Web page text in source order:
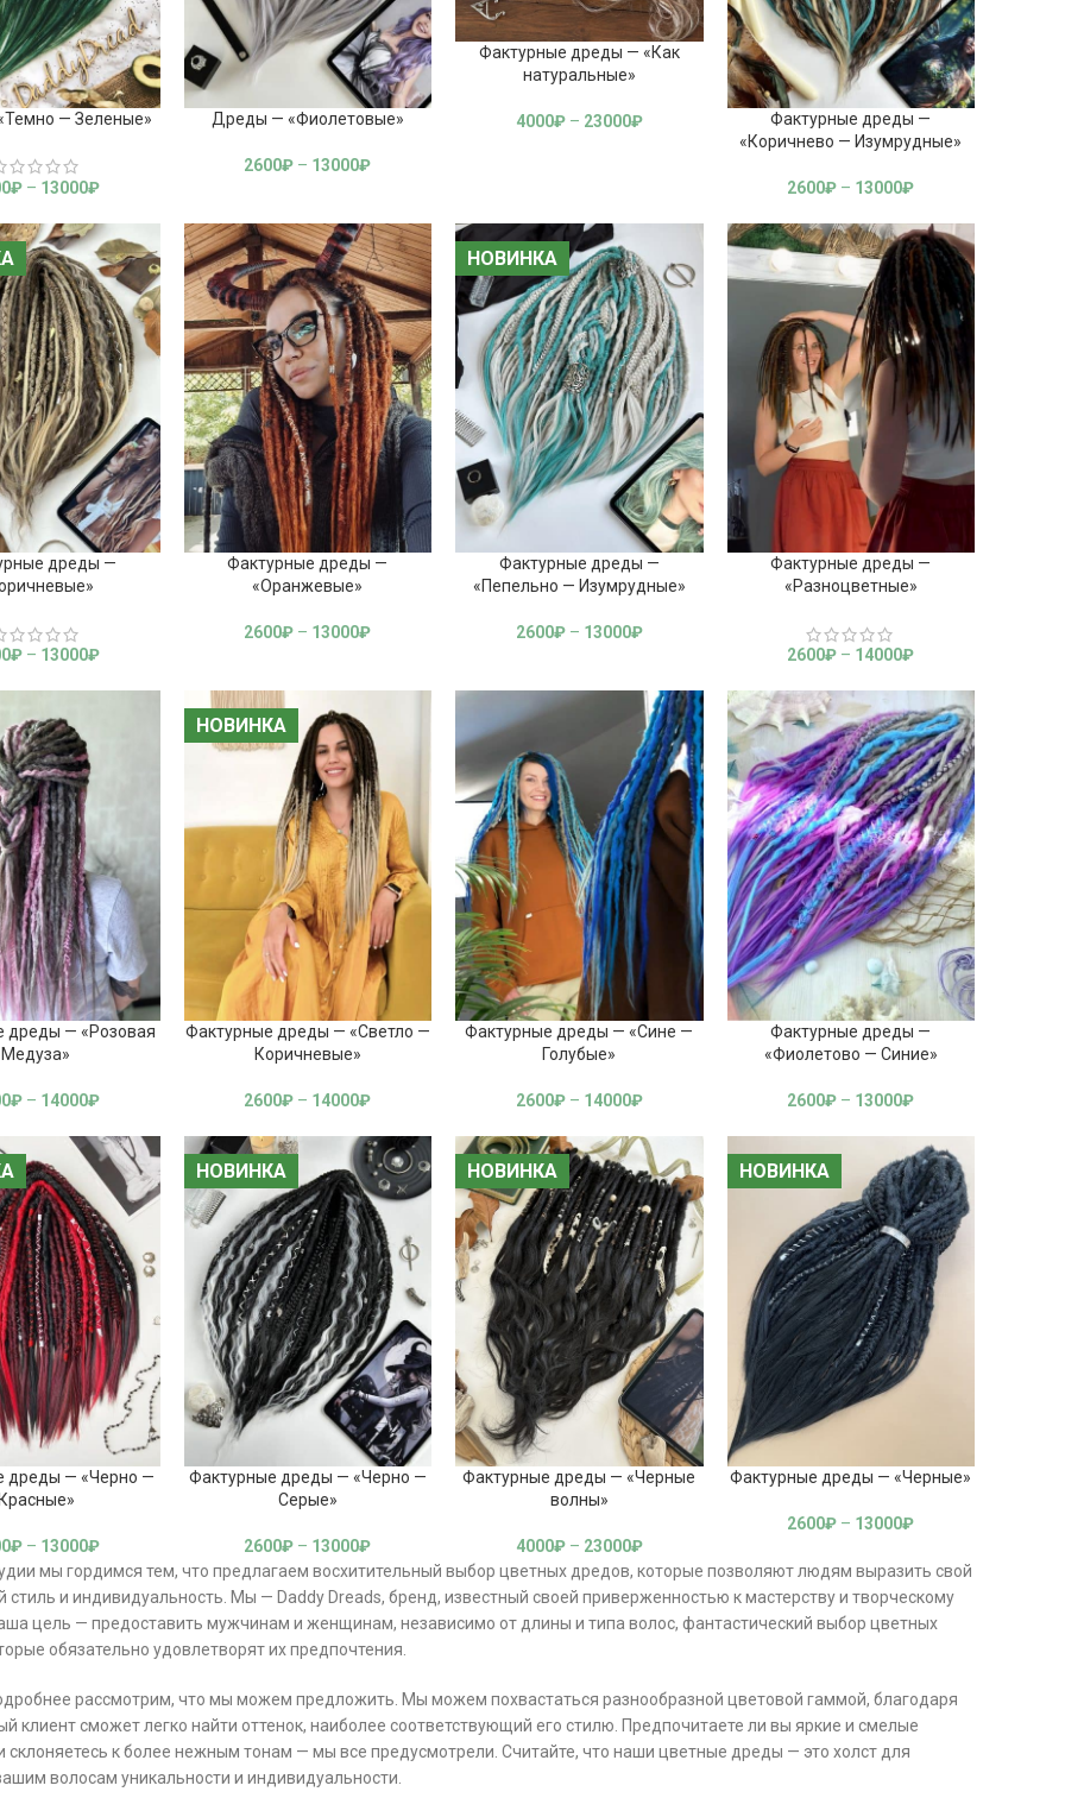
— Зеленые»
₽ – 13000₽
Дреды — «Фиолетовые»
2600₽ – 13000₽
Фактурные дреды — «Как
натуральные»
4000₽ – 23000₽
Фактурные дреды —
«Коричнево — Изумрудные»
2600₽ – 13000₽
дреды —
₽ – 13000₽
Фактурные дреды —
«Оранжевые»
2600₽ – 13000₽
НОВИНКА
НОВИНКА
Фактурные дреды —
«Пепельно — Изумрудные»
2600₽ – 13000₽
Фактурные дреды —
«Разноцветные»
2600₽ – 14000₽
дреды — «Розовая
Медуза»
₽ – 14000₽
НОВИНКА
НОВИНКА
Фактурные дреды — «Светло —
Коричневые»
2600₽ – 14000₽
Фактурные дреды — «Сине —
Голубые»
2600₽ – 14000₽
Фактурные дреды —
«Фиолетово — Синие»
2600₽ – 13000₽
дреды — «Черно —
Красные»
₽ – 13000₽
НОВИНКА
НОВИНКА
Фактурные дреды — «Черно —
Серые»
2600₽ – 13000₽
НОВИНКА
НОВИНКА
Фактурные дреды — «Черные
волны»
4000₽ – 23000₽
НОВИНКА
НОВИНКА
Фактурные дреды — «Черные»
2600₽ – 13000₽
мы гордимся тем, что предлагаем восхитительный выбор цветных дредов, которые позволяют людям выразить свой
стиль и индивидуальность. Мы — Daddy Dreads, бренд, известный своей приверженностью к мастерству и творческому
цель — предоставить мужчинам и женщинам, независимо от длины и типа волос, фантастический выбор цветных
обязательно удовлетворят их предпочтения.
рассмотрим, что мы можем предложить. Мы можем похвастаться разнообразной цветовой гаммой, благодаря
клиент сможет легко найти оттенок, наиболее соответствующий его стилю. Предпочитаете ли вы яркие и смелые
склоняетесь к более нежным тонам — мы все предусмотрели. Считайте, что наши цветные дреды — это холст для
волосам уникальности и индивидуальности.